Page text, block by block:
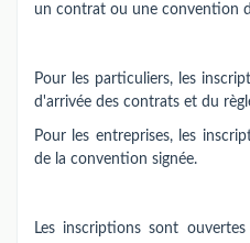
un contrat ou une convention
Pour les particuliers, les
d'arrivée des contrats et du
Pour les entreprises, les
de la convention signée.
Les inscriptions sont